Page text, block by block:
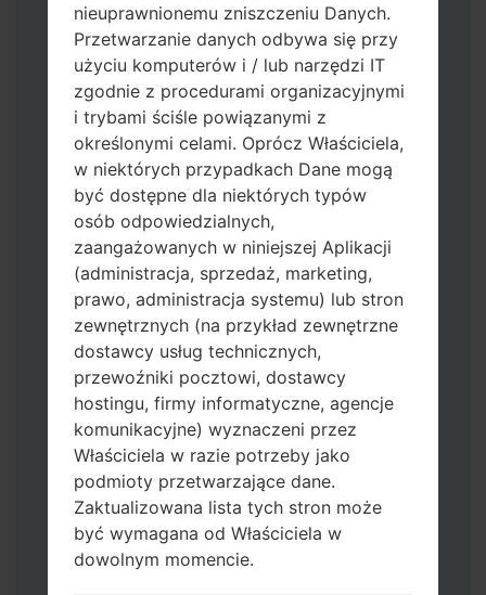
Pobierz na swój komputer najnowszą
wersję Odin 3
Następnie wyodrębnij plik
oprogramowania układowego.
Powinieneś otrzymać 1 plik (jeśli 1 plik
wybierz tutaj) lub 5 plików (jeśli 5 plików
wybierz tutaj):
AP: "System & Recovery"
CP: "Modem & Radio"
CSC_***: "Country & Region & Operator"
HOME_CSC_***: "Country & Region &
Operator"
nieuprawnionemu zniszczeniu Danych.
Przetwarzanie danych odbywa się przy
użyciu komputerów i / lub narzędzi IT
zgodnie z procedurami organizacyjnymi
i trybami ściśle powiązanymi z
określonymi celami. Oprócz Właściciela,
w niektórych przypadkach Dane mogą
być dostępne dla niektórych typów
osób odpowiedzialnych,
zaangażowanych w niniejszej Aplikacji
(administracja, sprzedaż, marketing,
prawo, administracja systemu) lub stron
zewnętrznych (na przykład zewnętrzne
dostawcy usług technicznych,
przewoźniki pocztowi, dostawcy
hostingu, firmy informatyczne, agencje
komunikacyjne) wyznaczeni przez
Właściciela w razie potrzeby jako
podmioty przetwarzające dane.
Zaktualizowana lista tych stron może
być wymagana od Właściciela w
dowolnym momencie.